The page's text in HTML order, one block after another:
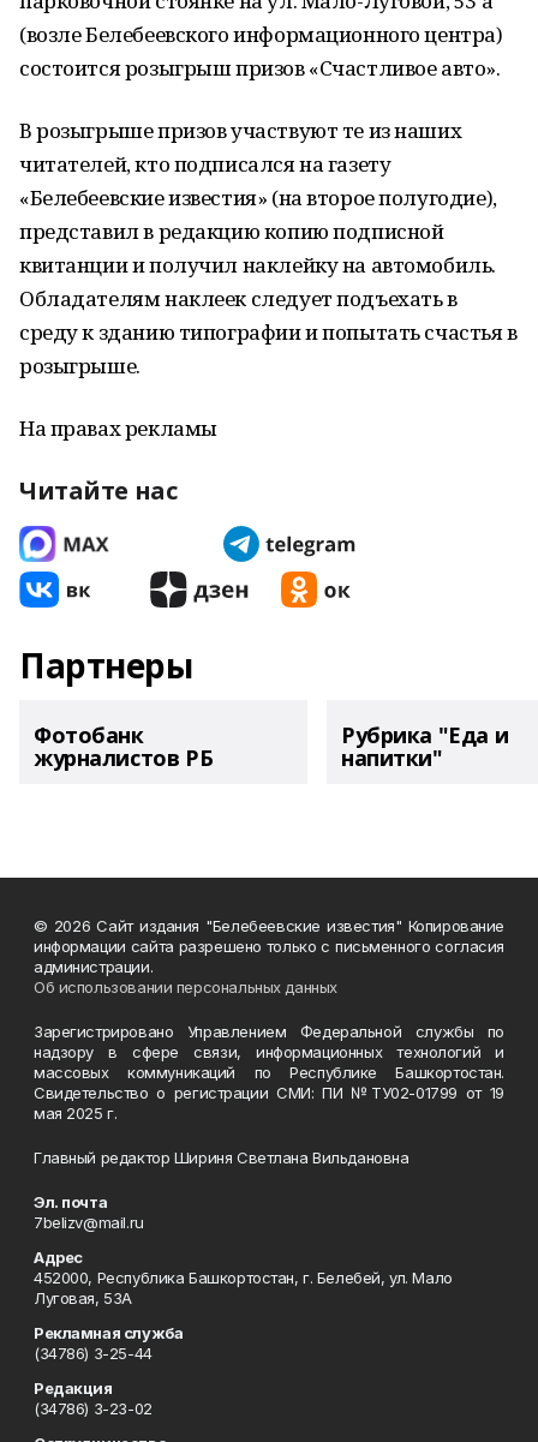
(возле Белебеевского информационного центра)
состоится розыгрыш призов «Счастливое авто».
В розыгрыше призов участвуют те из наших
читателей, кто подписался на газету
«Белебеевские известия» (на второе полугодие),
представил в редакцию копию подписной
квитанции и получил наклейку на автомобиль.
Обладателям наклеек следует подъехать в
среду к зданию типографии и попытать счастья в
розыгрыше.
На правах рекламы
Читайте нас
Партнеры
Фотобанк
журналистов РБ
Рубрика "Еда и
напитки"
© 2026 Сайт издания "Белебеевские известия" Копирование
информации сайта разрешено только с письменного согласия
администрации.
Об использовании персональных данных
Зарегистрировано Управлением Федеральной службы по
надзору в сфере связи, информационных технологий и
массовых коммуникаций по Республике Башкортостан.
Свидетельство о регистрации СМИ: ПИ №ТУ02-01799 от 19
мая 2025 г.
Главный редактор Шириня Светлана Вильдановна
Эл. почта
7belizv@mail.ru
Адрес
452000, Республика Башкортостан, г. Белебей, ул. Мало
Луговая, 53А
Рекламная служба
(34786) 3-25-44
Редакция
(34786) 3-23-02